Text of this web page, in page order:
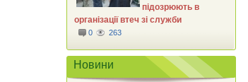
підозрюють в
організації втеч зі служби
0 263
Новини